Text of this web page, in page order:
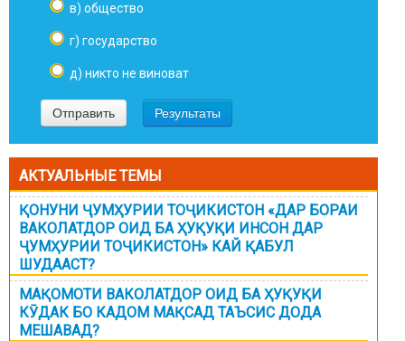
в) общество
г) государство
д) никто не виноват
АКТУАЛЬНЫЕ ТЕМЫ
ҚОНУНИ ҶУМҲУРИИ ТОҶИКИСТОН «ДАР БОРАИ
ВАКОЛАТДОР ОИД БА ҲУҚУҚИ ИНСОН ДАР
ҶУМҲУРИИ ТОҶИКИСТОН» КАЙ ҚАБУЛ
ШУДААСТ?
МАҚОМОТИ ВАКОЛАТДОР ОИД БА ҲУҚУҚИ
КӮДАК БО КАДОМ МАҚСАД ТАЪСИС ДОДА
МЕШАВАД?